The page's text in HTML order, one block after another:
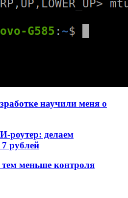
научили меня о
роутер: делаем
рублей
меньше контроля